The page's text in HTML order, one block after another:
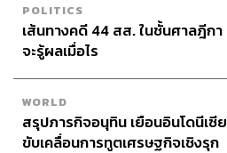
POLITICS
เส้นทางคดี 44 สส. ในชั้นศาลฎีกา
จะรู้ผลเมื่อไร
WORLD
สรุปภารกิจอนุทิน เยือนอินโดนีเซีย
ขับเคลื่อนการทูตเศรษฐกิจเชิงรุก